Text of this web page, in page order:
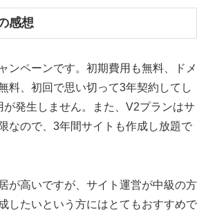
感想
ンペーンです。初期費用も無料、ドメ
料、初回で思い切って3年契約してし
が発生しません。また、V2プランはサ
なので、3年間サイトも作成し放題で
が高いですが、サイト運営が中級の方
したいという方にはとてもおすすめで